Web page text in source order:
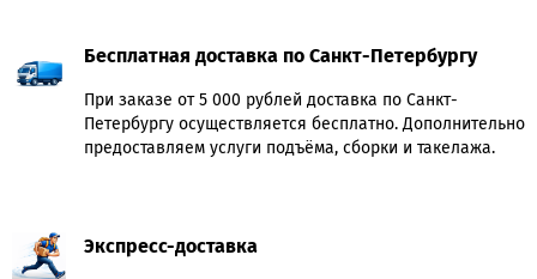
Бесплатная доставка по Санкт-Петербургу
При заказе от 5 000 рублей доставка по Санкт-
Петербургу осуществляется бесплатно. Дополнительно
предоставляем услуги подъёма, сборки и такелажа.
Экспресс-доставка